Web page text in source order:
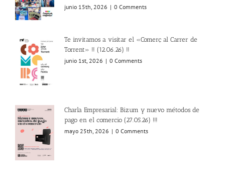
junio 15th, 2026 | 0 Comments
Te invitamos a visitar el «Comerç al Carrer de
Torrent» !! (12.06.26) !!
junio 1st, 2026 | 0 Comments
Charla Empresarial: Bizum y nuevo métodos de
pago en el comercio (27.05.26) !!!
mayo 25th, 2026 | 0 Comments